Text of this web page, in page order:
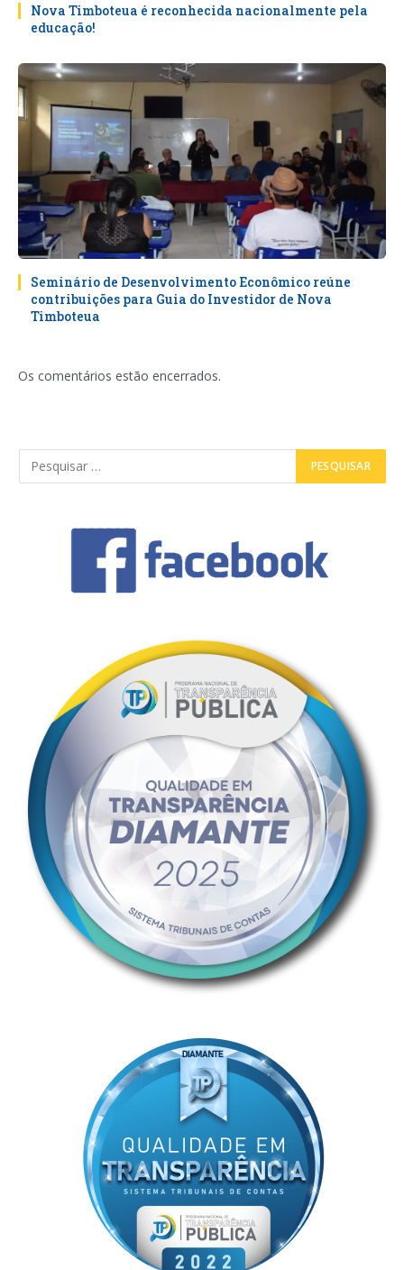
Nova Timboteua é reconhecida nacionalmente pela
educação!
Seminário de Desenvolvimento Econômico reúne
contribuições para Guia do Investidor de Nova
Timboteua
Os comentários estão encerrados.